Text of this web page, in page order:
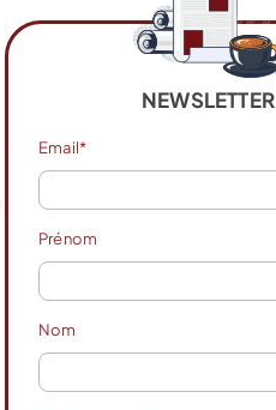
NEWSLETTER
Email*
Prénom
Nom